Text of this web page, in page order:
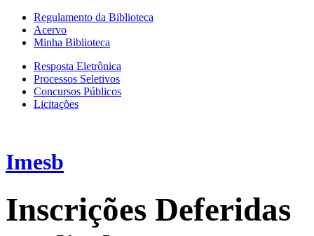
Regulamento da Biblioteca
Acervo
Minha Biblioteca
Resposta Eletrônica
Processos Seletivos
Concursos Públicos
Licitações
Imesb
Inscrições Deferidas